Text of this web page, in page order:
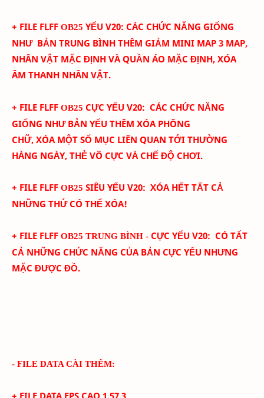
+ FILE FLFF OB25 YẾU V20: CÁC CHỨC NĂNG GIỐNG
NHƯ BẢN TRUNG BÌNH THÊM GIẢM MINI MAP 3 MAP,
NHÂN VẬT MẶC ĐỊNH VÀ QUẦN ÁO MẶC ĐỊNH, XÓA
ÂM THANH NHÂN VẬT.
+ FILE FLFF OB25 CỰC YẾU V20: CÁC CHỨC NĂNG
GIỐNG NHƯ BẢN YẾU THÊM XÓA PHÔNG
CHỮ, XÓA MỘT SỐ MỤC LIÊN QUAN TỚI THƯỜNG
HÀNG NGÀY, THẺ VÔ CỰC VÀ CHẾ ĐỘ CHƠI.
+ FILE FLFF OB25 SIÊU YẾU V20: XÓA HẾT TẤT CẢ
NHỮNG THỨ CÓ THỂ XÓA!
+ FILE FLFF OB25 TRUNG BÌNH - CỰC YẾU V20: CÓ TẤT
CẢ NHỮNG CHỨC NĂNG CỦA BẢN CỰC YẾU NHƯNG
MẶC ĐƯỢC ĐỒ.
- FILE DATA CÀI THÊM:
+ FILE DATA FPS CAO 1.57.3